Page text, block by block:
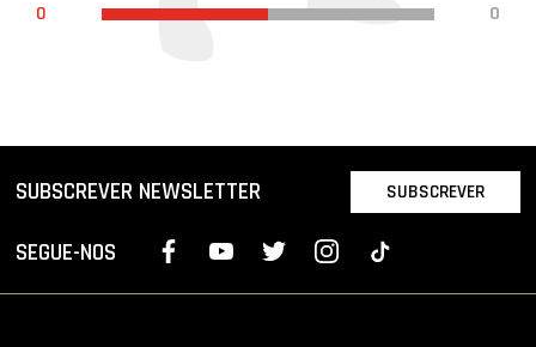
0
0
SUBSCREVER NEWSLETTER SUBSCREVER
SEGUE-NOS